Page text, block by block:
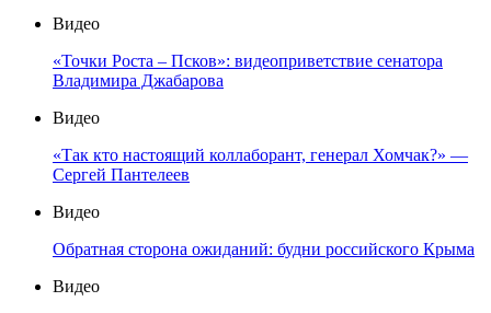
Видео
«Точки Роста – Псков»: видеоприветствие сенатора
Владимира Джабарова
Видео
«Так кто настоящий коллаборант, генерал Хомчак?» —
Сергей Пантелеев
Видео
Обратная сторона ожиданий: будни российского Крыма
Видео